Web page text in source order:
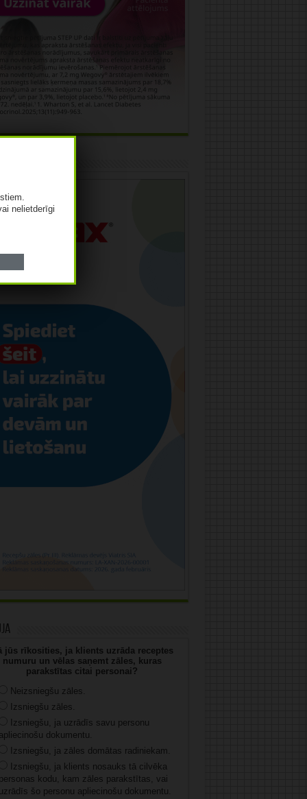
jūs rīkosities, ja klients uzrāda receptes
numuru un vēlas saņemt zāles, kuras
parakstītas citai personai?
Neizsniegšu zāles.
Izsniegšu zāles.
Izsniegšu, ja uzrādīs savu personu
dokumentu.
Izsniegšu, ja zāles domātas radiniekam.
Izsniegšu, ja klients nosauks tā cilvēka
kodu, kam zāles parakstītas, vai
šo personu apliecinošu dokumentu.
nelietderīgi